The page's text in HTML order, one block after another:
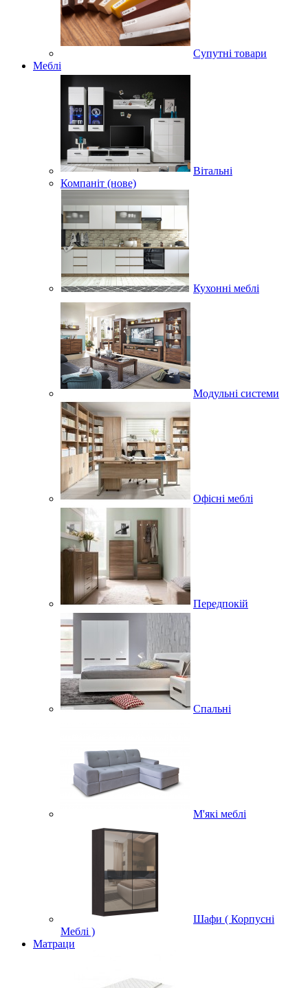
Супутні товари
Меблі
Вітальні
Компаніт (нове)
Кухонні меблі
Модульні системи
Офісні меблі
Передпокій
Спальні
М'які меблі
Шафи ( Корпусні
Меблі )
Матраци